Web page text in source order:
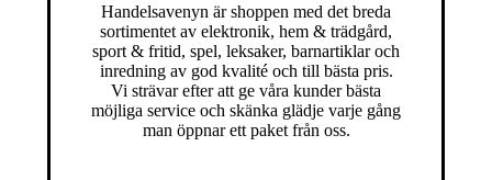
Handelsavenyn är shoppen med det breda
sortimentet av elektronik, hem & trädgård,
sport & fritid, spel, leksaker, barnartiklar och
inredning av god kvalité och till bästa pris.
Vi strävar efter att ge våra kunder bästa
möjliga service och skänka glädje varje gång
man öppnar ett paket från oss.